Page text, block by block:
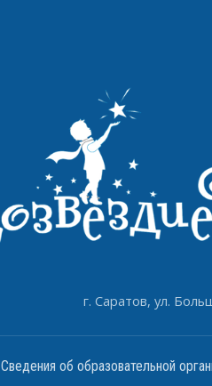
г. Саратов, ул.
Сведения об образовательной